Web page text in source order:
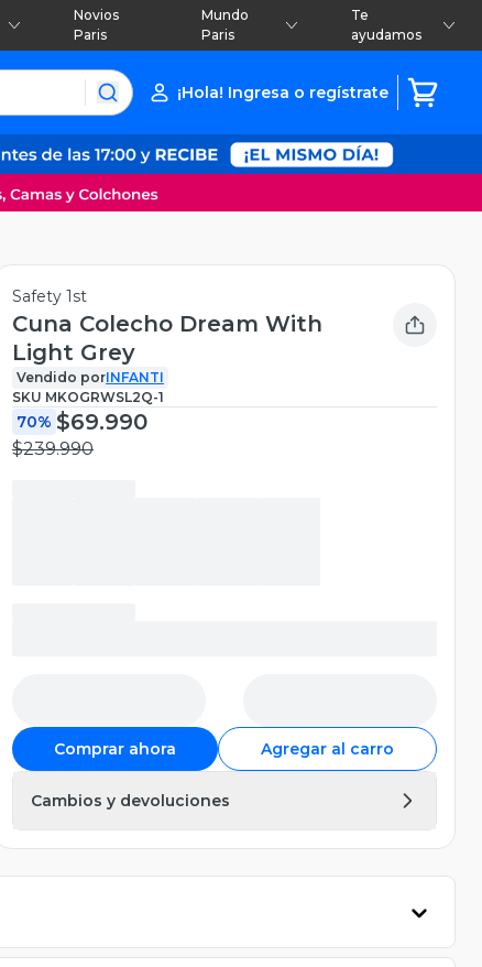
Novios
Paris
Mundo
Paris
Te
ayudamos
¡Hola! Ingresa o regístrate
Safety 1st
Cuna Colecho Dream With
Light Grey
Vendido porINFANTI
SKU MKOGRWSL2Q-1
70% $69.990
$239.990
Comprar ahora Agregar al carro
Cambios y devoluciones